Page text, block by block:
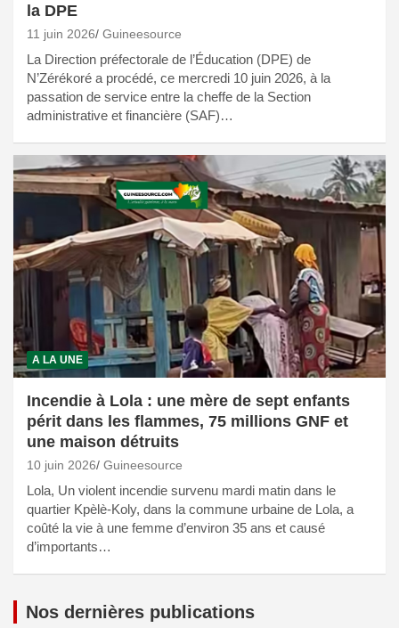
la DPE
11 juin 2026 Guineesource
La Direction préfectorale de l’Éducation (DPE) de
N’Zérékoré a procédé, ce mercredi 10 juin 2026, à la
passation de service entre la cheffe de la Section
administrative et financière (SAF)…
A LA UNE
Incendie à Lola : une mère de sept enfants
périt dans les flammes, 75 millions GNF et
une maison détruits
10 juin 2026 Guineesource
Lola, Un violent incendie survenu mardi matin dans le
quartier Kpèlè-Koly, dans la commune urbaine de Lola, a
coûté la vie à une femme d’environ 35 ans et causé
d’importants…
Nos dernières publications